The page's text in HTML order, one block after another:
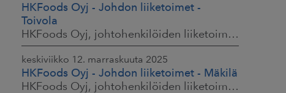
HKFoods Oyj - Johdon liiketoimet -
Toivola
HKFoods Oyj, johtohenkilöiden liiketoimet, 14.11.2025 klo 11.30
keskiviikko 12. marraskuuta 2025
HKFoods Oyj - Johdon liiketoimet - Mäkilä
HKFoods Oyj, johtohenkilöiden liiketoimet, 12.11.2025 klo 18.00